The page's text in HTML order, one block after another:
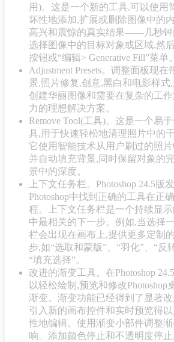
用)。这是一个新的工具,可以使用
坏性地添加,扩展或删除图像中的
高兴和震惊的真实结果——几秒钟
选择图像中的目标对象或区域,然后
按钮或“编辑> Generative Fill”菜单。
Adjustment Presets。调整面板现
景,照片修复,创意,黑白和电影样
创建华丽图像和需要在复杂的工
力的理想解决方案。
Remove Tool(工具)。这是一个易
具,用于快速轻松地清理照片中的
它使用智能技术从用户刷过的照
并自动填充背景,同时保留对象的
景中的深度。
上下文任务栏。Photoshop 24.5版
Photoshop中找到正确的工具在正
程。上下文任务栏是一个持续显
中最相关的下一步。例如,当选择
栏会出现在画布上,提供更多定制
步,如“选取和蒙版”、“羽化”、“反
“填充选择”。
改进的渐变工具。在Photoshop
以轻松绘制,预览和修改Photoshop
渐变。渐变功能已经得到了显著
引入新的画布控件和实时预览得
性地编辑。使用渐变小部件调整
响。添加颜色停止和不透明度停